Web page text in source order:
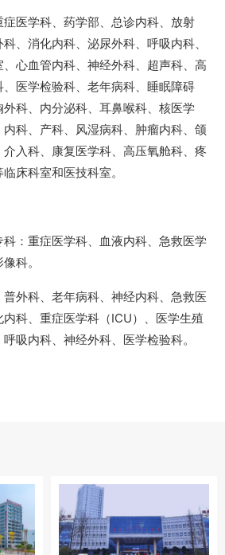
医学科、药学部、总诊内科、放射
、消化内科、泌尿外科、呼吸内科、
心血管内科、神经外科、超声科、高
医学检验科、老年病科、睡眠障碍
科、内分泌科、耳鼻喉科、核医学
科、产科、风湿病科、肿瘤内科、颌
入科、康复医学科、高压氧舱科、疼
床科室和医技科室。
：重症医学科、血液内科、急救医学
科。
外科、老年病科、神经内科、急救医
科、重症医学科（ICU）、医学生殖
吸内科、神经外科、医学检验科。